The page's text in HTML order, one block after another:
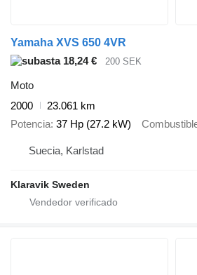
Yamaha XVS 650 4VR
18,24 €
200 SEK
Moto
2000
23.061 km
Potencia 37 Hp (27.2 kW)
Suecia, Karlstad
Klaravik Sweden